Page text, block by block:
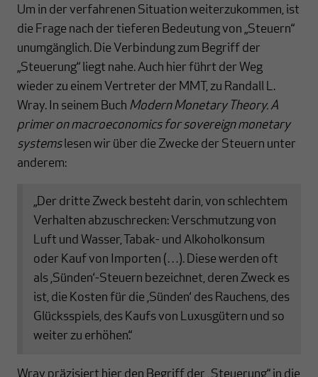
Um in der verfahrenen Situation weiterzukommen, ist
die Frage nach der tieferen Bedeutung von „Steuern“
unumgänglich. Die Verbindung zum Begriff der
„Steuerung“ liegt nahe. Auch hier führt der Weg
wieder zu einem Vertreter der MMT, zu Randall L.
Wray. In seinem Buch Modern Monetary Theory. A
primer on macroeconomics for sovereign monetary
systemslesen wir über die Zwecke der Steuern unter
anderem:
„Der dritte Zweck besteht darin, von schlechtem
Verhalten abzuschrecken: Verschmutzung von
Luft und Wasser, Tabak- und Alkoholkonsum
oder Kauf von Importen (…). Diese werden oft
als ‚Sünden‘-Steuern bezeichnet, deren Zweck es
ist, die Kosten für die ‚Sünden‘ des Rauchens, des
Glücksspiels, des Kaufs von Luxusgütern und so
weiter zu erhöhen.“